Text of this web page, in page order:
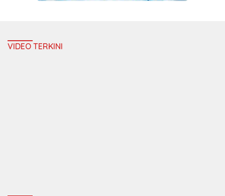
VIDEO TERKINI